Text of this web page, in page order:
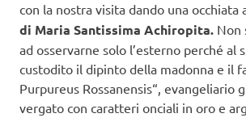
con la nostra visita dando una occhiata
di Maria Santissima Achiropita. Non
ad osservarne solo l’esterno perché al
custodito il dipinto della madonna e il
Purpureus Rossanensis“, evangeliario
vergato con caratteri onciali in oro e